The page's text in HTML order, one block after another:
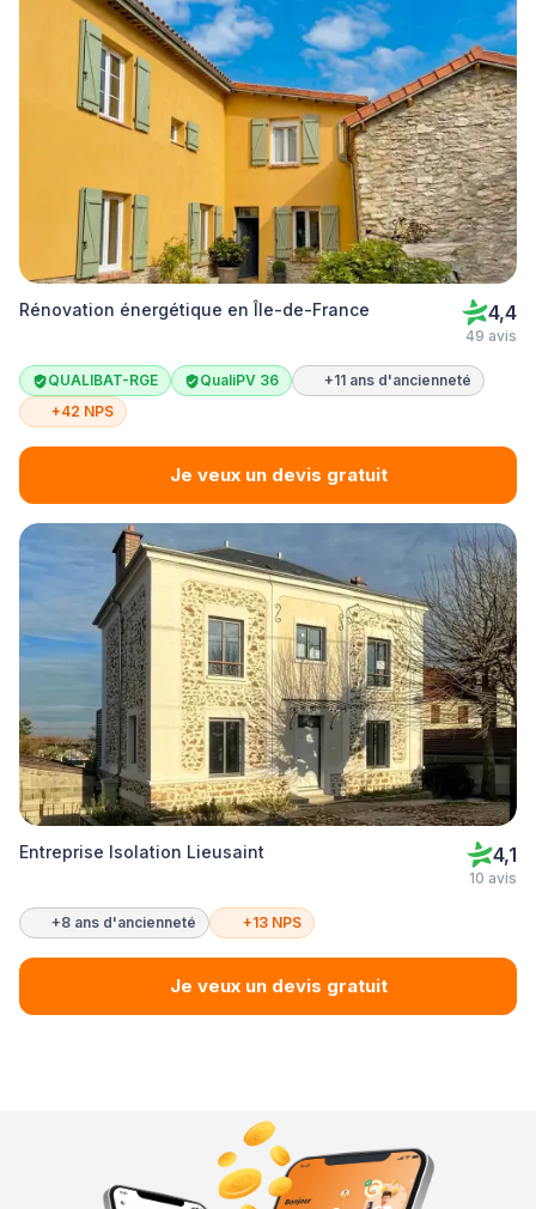
Rénovation énergétique en Île-de-France 4,4
49 avis
QUALIBAT-RGE QualiPV 36
+11 ans d'ancienneté
+42 NPS
Je veux un devis gratuit
Entreprise Isolation Lieusaint 4,1
10 avis
+8 ans d'ancienneté +13 NPS
Je veux un devis gratuit